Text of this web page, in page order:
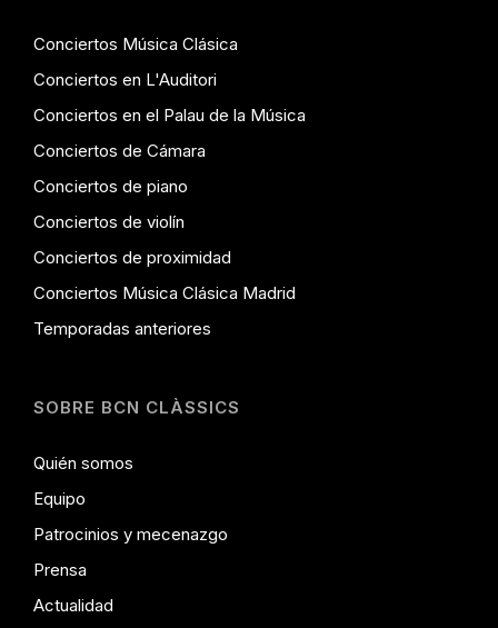
Conciertos Música Clásica
Conciertos en L'Auditori
Conciertos en el Palau de la Música
Conciertos de Cámara
Conciertos de piano
Conciertos de violín
Conciertos de proximidad
Conciertos Música Clásica Madrid
Temporadas anteriores
SOBRE BCN CLÀSSICS
Quién somos
Equipo
Patrocinios y mecenazgo
Prensa
Actualidad